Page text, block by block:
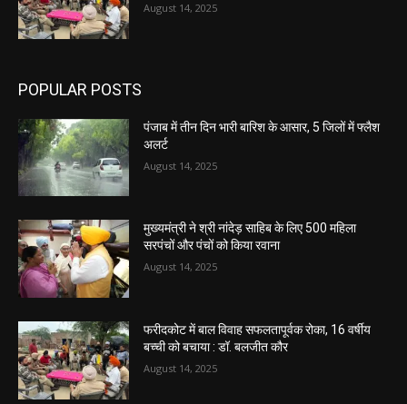
August 14, 2025
POPULAR POSTS
पंजाब में तीन दिन भारी बारिश के आसार, 5 जिलों में फ्लैश
अलर्ट
August 14, 2025
मुख्यमंत्री ने श्री नांदेड़ साहिब के लिए 500 महिला
सरपंचों और पंचों को किया रवाना
August 14, 2025
फरीदकोट में बाल विवाह सफलतापूर्वक रोका, 16 वर्षीय
बच्ची को बचाया : डॉ. बलजीत कौर
August 14, 2025